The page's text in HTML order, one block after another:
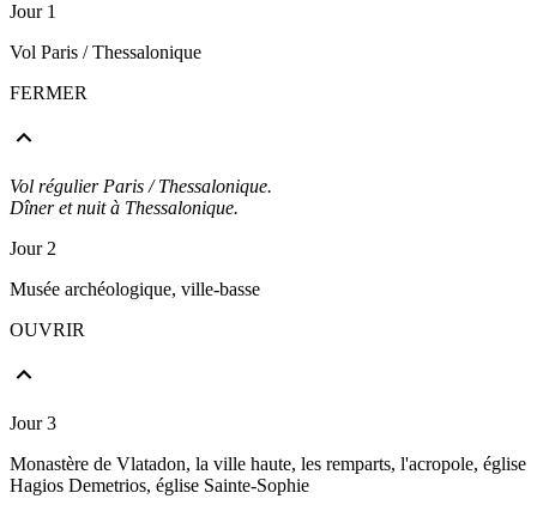
Jour 1
Vol Paris / Thessalonique
FERMER
Vol régulier Paris / Thessalonique.
Dîner et nuit à Thessalonique.
Jour 2
Musée archéologique, ville-basse
OUVRIR
Jour 3
Monastère de Vlatadon, la ville haute, les remparts, l'acropole, église
Hagios Demetrios, église Sainte-Sophie